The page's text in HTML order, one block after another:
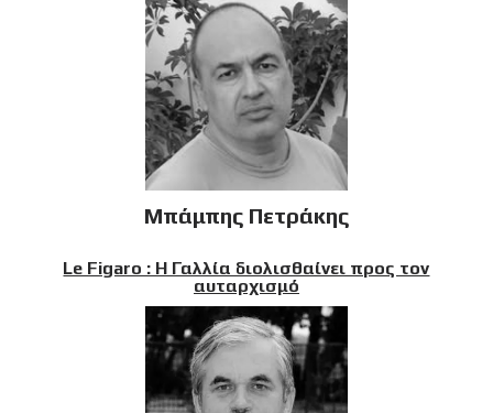
Μπάμπης Πετράκης
Le Figaro : Η Γαλλία διολισθαίνει προς τον
αυταρχισμό